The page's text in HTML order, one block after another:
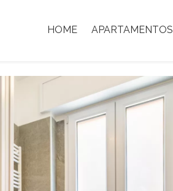
HOME APARTAMENTOS